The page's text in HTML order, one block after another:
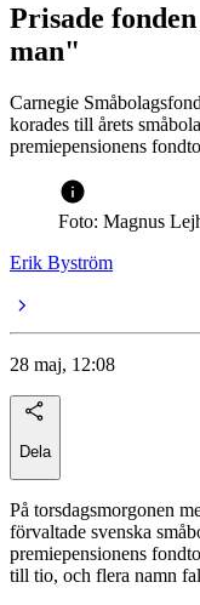
Prisade
man"
Carnegie
korades till årets
premiepensionens
Foto: Magnus
Erik Byström
28 maj, 12:08
Dela
På torsdagsmorgonen
förvaltade svenska
premiepensionens
till tio, och flera namn